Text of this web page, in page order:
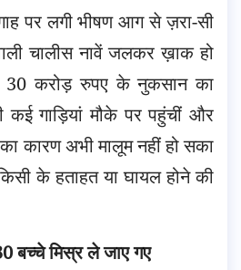
पर लगी भीषण आग से ज़रा-सी
चालीस नावें जलकर ख़ाक हो
30 करोड़ रुपए के नुकसान का
गाड़ियां मौके पर पहुंचीं और
कारण अभी मालूम नहीं हो सका
के हताहत या घायल होने की
बच्चे मिस्र ले जाए गए